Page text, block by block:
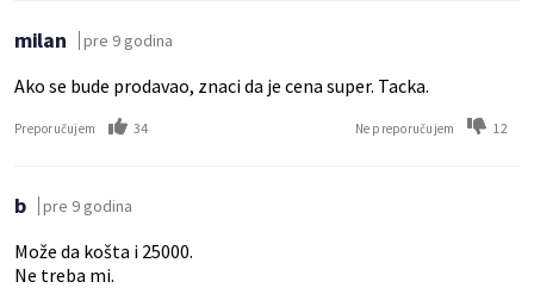
milan pre 9 godina
Ako se bude prodavao, znaci da je cena super. Tacka.
Preporučujem 34 Ne preporučujem 12
b pre 9 godina
Može da košta i 25000.
Ne treba mi.